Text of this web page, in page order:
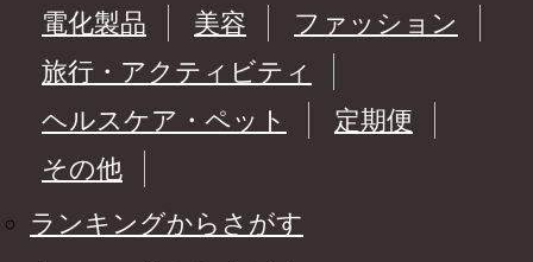
電化製品
美容
ファッション
旅行・アクティビティ
ヘルスケア・ペット
定期便
その他
ランキングからさがす